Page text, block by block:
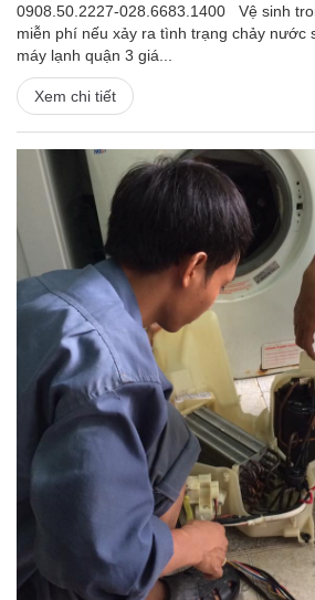
0908.50.2227-028.6683.1400 Vệ sinh
miễn phí nếu xảy ra tình trạng chảy nước
máy lạnh quận 3 giá...
Xem chi tiết